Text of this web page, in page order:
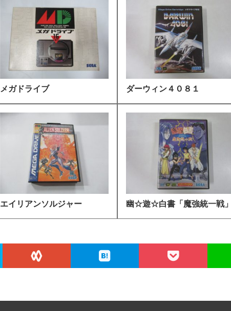
メガドライブ ダーウィン４０８１
エイリアンソルジャー 幽☆遊☆白書「魔強統一戦」